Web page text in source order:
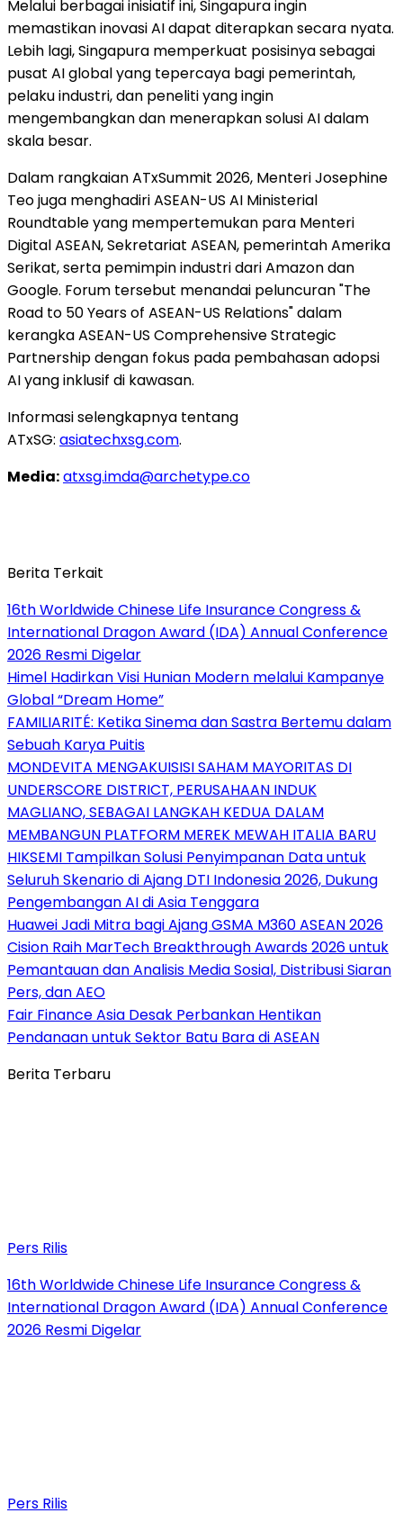
Melalui berbagai inisiatif ini, Singapura ingin
memastikan inovasi AI dapat diterapkan secara nyata.
Lebih lagi, Singapura memperkuat posisinya sebagai
pusat AI global yang tepercaya bagi pemerintah,
pelaku industri, dan peneliti yang ingin
mengembangkan dan menerapkan solusi AI dalam
skala besar.
Dalam rangkaian ATxSummit 2026, Menteri Josephine
Teo juga menghadiri ASEAN-US AI Ministerial
Roundtable yang mempertemukan para Menteri
Digital ASEAN, Sekretariat ASEAN, pemerintah Amerika
Serikat, serta pemimpin industri dari Amazon dan
Google. Forum tersebut menandai peluncuran "The
Road to 50 Years of ASEAN-US Relations" dalam
kerangka ASEAN-US Comprehensive Strategic
Partnership dengan fokus pada pembahasan adopsi
AI yang inklusif di kawasan.
Informasi selengkapnya tentang
ATxSG: asiatechxsg.com.
Media:atxsg.imda@archetype.co
Berita Terkait
16th Worldwide Chinese Life Insurance Congress &
International Dragon Award (IDA) Annual Conference
2026 Resmi Digelar
Himel Hadirkan Visi Hunian Modern melalui Kampanye
Global “Dream Home”
FAMILIARITÉ: Ketika Sinema dan Sastra Bertemu dalam
Sebuah Karya Puitis
MONDEVITA MENGAKUISISI SAHAM MAYORITAS DI
UNDERSCORE DISTRICT, PERUSAHAAN INDUK
MAGLIANO, SEBAGAI LANGKAH KEDUA DALAM
MEMBANGUN PLATFORM MEREK MEWAH ITALIA BARU
HIKSEMI Tampilkan Solusi Penyimpanan Data untuk
Seluruh Skenario di Ajang DTI Indonesia 2026, Dukung
Pengembangan AI di Asia Tenggara
Huawei Jadi Mitra bagi Ajang GSMA M360 ASEAN 2026
Cision Raih MarTech Breakthrough Awards 2026 untuk
Pemantauan dan Analisis Media Sosial, Distribusi Siaran
Pers, dan AEO
Fair Finance Asia Desak Perbankan Hentikan
Pendanaan untuk Sektor Batu Bara di ASEAN
Berita Terbaru
Pers Rilis
16th Worldwide Chinese Life Insurance Congress &
International Dragon Award (IDA) Annual Conference
2026 Resmi Digelar
Pers Rilis